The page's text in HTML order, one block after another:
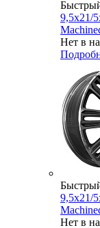
9,5x21/
Нет в
9,5x21/
Нет в